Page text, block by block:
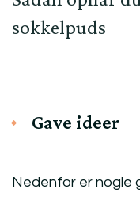
sokkelpuds
Gave ideer
Nedenfor er nogle